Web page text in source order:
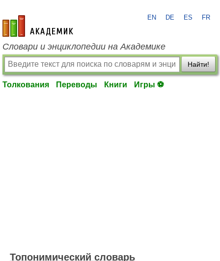
academic.ru
EN DE ES FR
Словари и энциклопедии на Академике
Найти!
Толкования Переводы Книги Игры ⚽
Топонимический словарь